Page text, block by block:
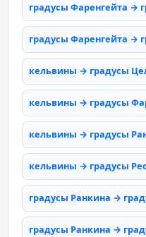
градусы Фаренгейта →
градусы Фаренгейта →
кельвины → градусы
кельвины → градусы
кельвины → градусы
кельвины → градусы
градусы Ранкина →
градусы Ранкина →